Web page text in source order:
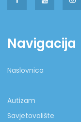
Navigacija
Naslovnica
Autizam
Savjetovalište